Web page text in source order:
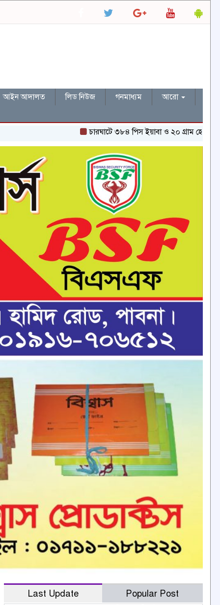
আইন আদালত লিড নিউজ গনমাধ্যম
আরো
চারঘাটে ৩৮৪ পিস ইয়াবা ও ২০ গ্রাম হেরোইনসহ একজন
Last Update Popular Post